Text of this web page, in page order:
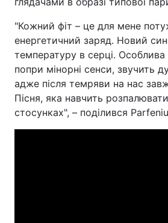
"Кожний фіт – це для мене
енергетичний заряд. Новий
температуру в серці. Особлива
попри мінорні сенси, звучить
адже після темряви на нас
Пісня, яка навчить
стосунках", – поділився